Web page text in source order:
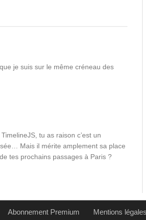
je suis sur le même créneau des
tu as raison c’est un
Mais il mérite amplement sa place
tes prochains passages à Paris ?
Abonnement Premium Mentions légales